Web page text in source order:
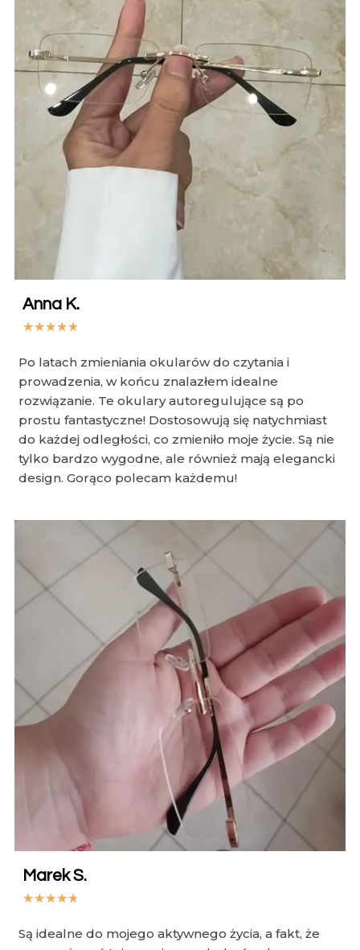
Anna K.
★★★★★
Po latach zmieniania okularów do czytania i
prowadzenia, w końcu znalazłem idealne
rozwiązanie. Te okulary autoregulujące są po
prostu fantastyczne! Dostosowują się natychmiast
do każdej odległości, co zmieniło moje życie. Są nie
tylko bardzo wygodne, ale również mają elegancki
design. Gorąco polecam każdemu!
Marek S.
★★★★★
Są idealne do mojego aktywnego życia, a fakt, że